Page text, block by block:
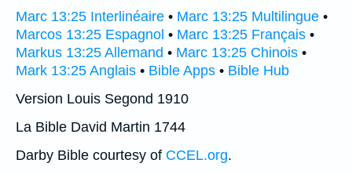
Marc 13:25 Interlinéaire • Marc 13:25 Multilingue •
Marcos 13:25 Espagnol • Marc 13:25 Français •
Markus 13:25 Allemand • Marc 13:25 Chinois •
Mark 13:25 Anglais • Bible Apps • Bible Hub
Version Louis Segond 1910
La Bible David Martin 1744
Darby Bible courtesy of CCEL.org.